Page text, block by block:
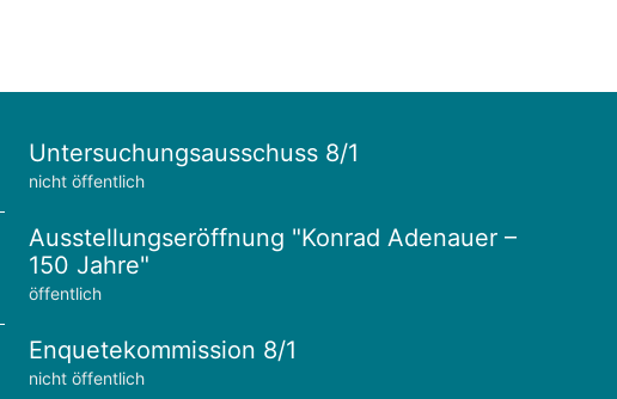
Untersuchungsausschuss 8/1
nicht öffentlich
Ausstellungseröffnung "Konrad Adenauer –
150 Jahre"
öffentlich
Enquetekommission 8/1
nicht öffentlich